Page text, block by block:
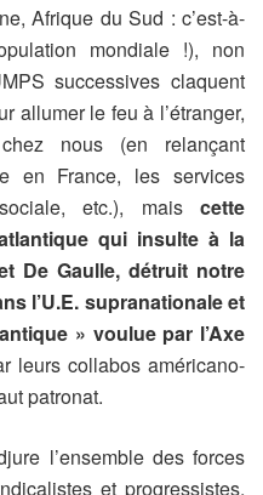
Afrique du Sud : c’est-à-
mondiale !), non
successives claquent
allumer le feu à l’étranger,
nous (en relançant
en France, les services
etc.), mais cette
qui insulte à la
De Gaulle, détruit notre
l’U.E. supranationale et
» voulue par l’Axe
leurs collabos américano-
patronat.
l’ensemble des forces
et progressistes,